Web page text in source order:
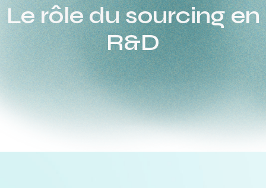
Nos solutions
Votre secteur
Le rôle du sourcing en
R&D